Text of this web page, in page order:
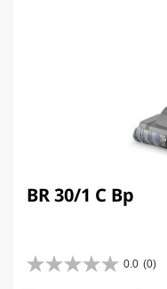
BR 30/1 C Bp
0.0 (0)
0